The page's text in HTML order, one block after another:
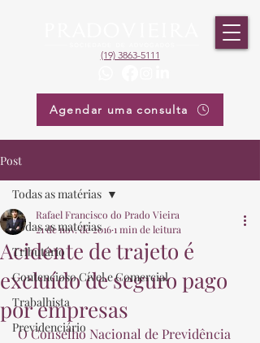
(19) 3863-5111
Agendar uma consulta
Post
Todas as matérias
Tributário
Contencioso Cível e Comercial
Trabalhista
Previdenciário
Todas as matérias
Acidente de trajeto é
excluído de seguro pago
por empresas
Rafael Francisco do Prado Vieira
21 de nov. de 20161 min de leitura
O Conselho Nacional de Previdência